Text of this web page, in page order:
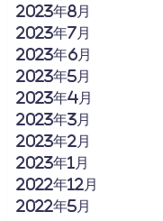
2023年8月
2023年7月
2023年6月
2023年5月
2023年4月
2023年3月
2023年2月
2023年1月
2022年12月
2022年5月